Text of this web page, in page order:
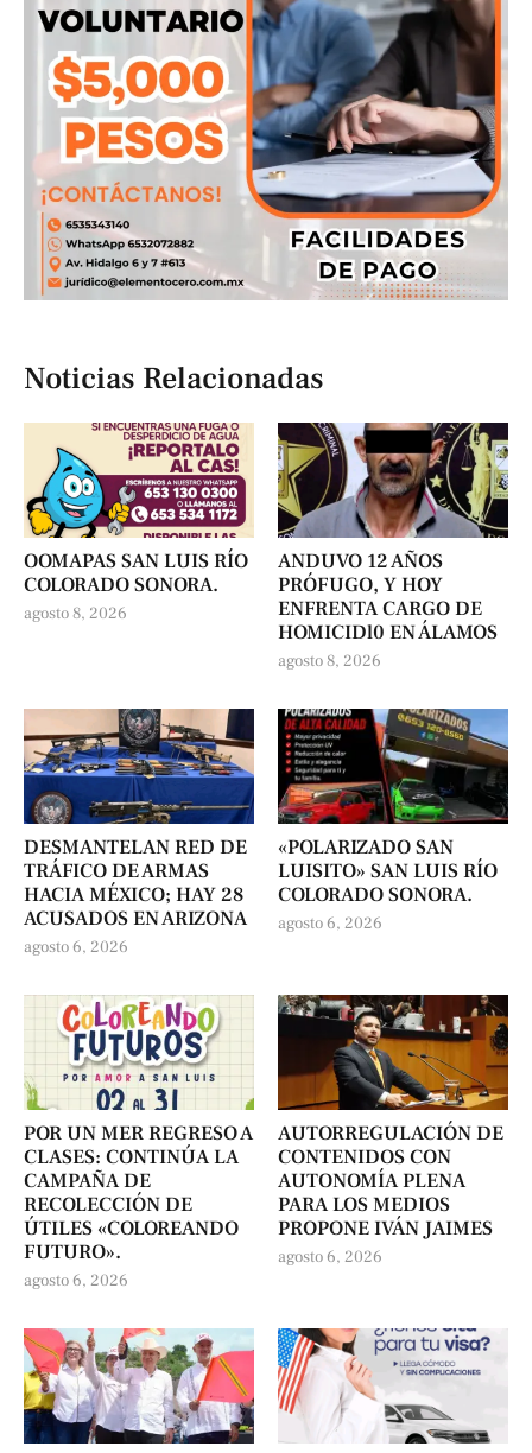
Noticias Relacionadas
OOMAPAS SAN LUIS RÍO
COLORADO SONORA.
agosto 8, 2026
ANDUVO 12 AÑOS
PRÓFUGO, Y HOY
ENFRENTA CARGO DE
HOMICIDl0 EN ÁLAMOS
agosto 8, 2026
DESMANTELAN RED DE
TRÁFICO DE ARMAS
HACIA MÉXICO; HAY 28
ACUSADOS EN ARIZONA
agosto 6, 2026
«POLARIZADO SAN
LUISITO» SAN LUIS RÍO
COLORADO SONORA.
agosto 6, 2026
POR UN MER REGRESO A
CLASES: CONTINÚA LA
CAMPAÑA DE
RECOLECCIÓN DE
ÚTILES «COLOREANDO
FUTURO».
agosto 6, 2026
AUTORREGULACIÓN DE
CONTENIDOS CON
AUTONOMÍA PLENA
PARA LOS MEDIOS
PROPONE IVÁN JAIMES
agosto 6, 2026